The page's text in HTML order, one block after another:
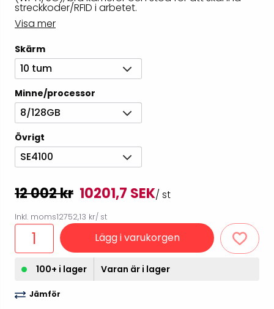
streckkoder/RFID i arbetet.
Visa mer
Skärm
10 tum
Minne/processor
8/128GB
Övrigt
SE4100
12 002 kr 10201,7 SEK/ st
Inkl. moms12752,13 kr/ st
Lägg i varukorgen
100+ i lager Varan är i lager
Jämför